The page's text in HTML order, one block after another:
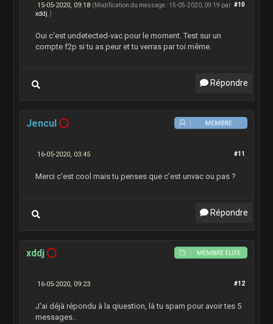
#10
15-05-2020, 09:18 (Modification du message : 15-05-2020, 09:19 par
xddj .)
Oui c'est undetected-vac pour le moment. Test sur un
compte f2p si tu as peur et tu verras par toi même.
Répondre
Jencul
#11
16-05-2020, 03:45
Merci c'est cool mais tu penses que c'est unvac ou pas ?
Répondre
xddj
#12
16-05-2020, 09:23
J'ai déjà répondu à la qiuestion, là tu spam pour avoir tes 5
messages..